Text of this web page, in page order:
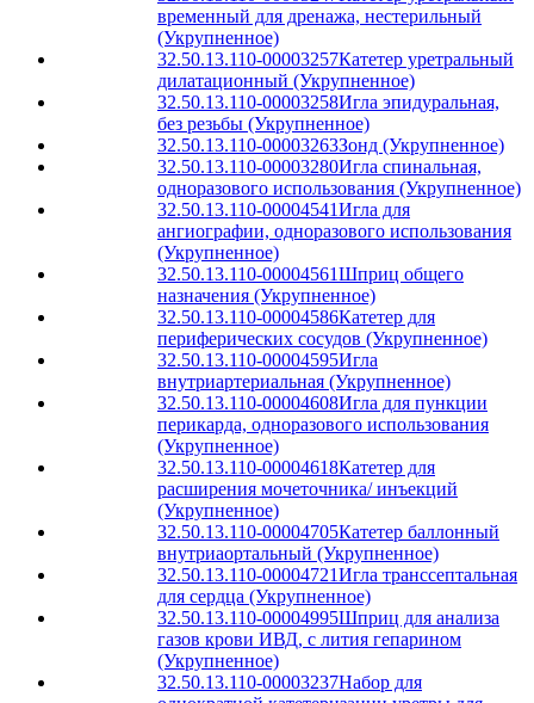
временный для дренажа, нестерильный
(Укрупненное)
32.50.13.110-00003257Катетер уретральный
дилатационный (Укрупненное)
32.50.13.110-00003258Игла эпидуральная,
без резьбы (Укрупненное)
32.50.13.110-00003263Зонд (Укрупненное)
32.50.13.110-00003280Игла спинальная,
одноразового использования (Укрупненное)
32.50.13.110-00004541Игла для
ангиографии, одноразового использования
(Укрупненное)
32.50.13.110-00004561Шприц общего
назначения (Укрупненное)
32.50.13.110-00004586Катетер для
периферических сосудов (Укрупненное)
32.50.13.110-00004595Игла
внутриартериальная (Укрупненное)
32.50.13.110-00004608Игла для пункции
перикарда, одноразового использования
(Укрупненное)
32.50.13.110-00004618Катетер для
расширения мочеточника/ инъекций
(Укрупненное)
32.50.13.110-00004705Катетер баллонный
внутриаортальный (Укрупненное)
32.50.13.110-00004721Игла транссептальная
для сердца (Укрупненное)
32.50.13.110-00004995Шприц для анализа
газов крови ИВД, с лития гепарином
(Укрупненное)
32.50.13.110-00003237Набор для